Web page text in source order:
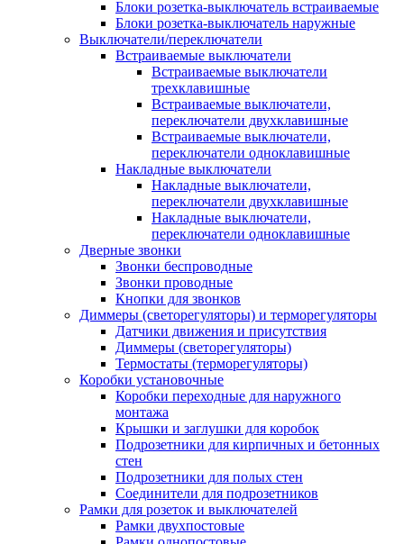
Блоки розетка-выключатель встраиваемые
Блоки розетка-выключатель наружные
Выключатели/переключатели
Встраиваемые выключатели
Встраиваемые выключатели
трехклавишные
Встраиваемые выключатели,
переключатели двухклавишные
Встраиваемые выключатели,
переключатели одноклавишные
Накладные выключатели
Накладные выключатели,
переключатели двухклавишные
Накладные выключатели,
переключатели одноклавишные
Дверные звонки
Звонки беспроводные
Звонки проводные
Кнопки для звонков
Диммеры (светорегуляторы) и терморегуляторы
Датчики движения и присутствия
Диммеры (светорегуляторы)
Термостаты (терморегуляторы)
Коробки установочные
Коробки переходные для наружного
монтажа
Крышки и заглушки для коробок
Подрозетники для кирпичных и бетонных
стен
Подрозетники для полых стен
Соединители для подрозетников
Рамки для розеток и выключателей
Рамки двухпостовые